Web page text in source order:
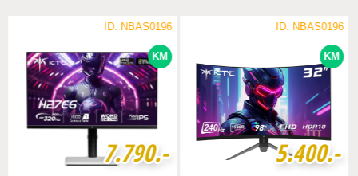
KM
ID: NBAS0196
7.790.-
7.790.-
KM
ID: NBAS0196
5.400.-
5.400.-